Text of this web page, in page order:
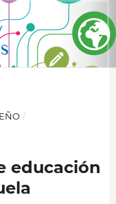
/
educación